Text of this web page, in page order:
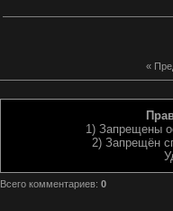
«
1) Запрещены
2) Запрещён
Всего комментариев: 0